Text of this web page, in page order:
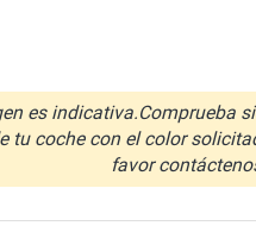
es indicativa.Comprueba
tu coche con el color
favor